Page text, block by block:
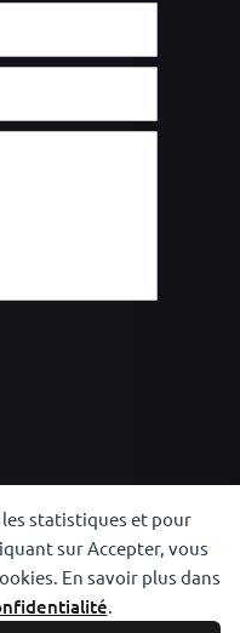
statistiques et pour
sur Accepter, vous
En savoir plus dans
.
Iaido